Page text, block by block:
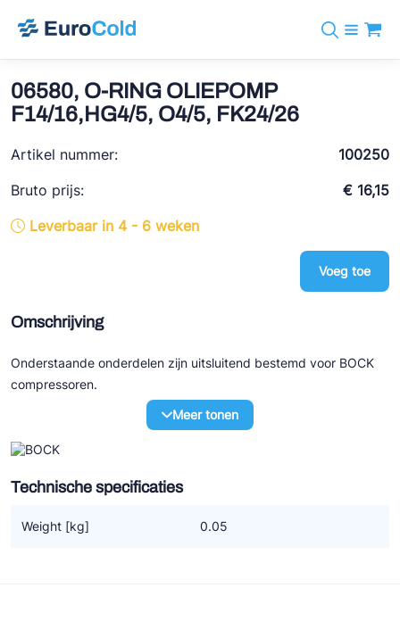
info@eurocold.nl
Merken
BOCK
REFFLEX®
Doucette Industries
ESK Schultze
TEKLAB
Koudemiddelen
Diensten
Downloads
Nieuws
Over ons
06580, O-RING OLIEPOMP
F14/16,HG4/5, O4/5, FK24/26
Artikel nummer:
100250
Bruto prijs:
€ 16,15
Leverbaar in 4 - 6 weken
Voeg toe
Omschrijving
Onderstaande onderdelen zijn uitsluitend bestemd voor BOCK
compressoren.
Meer tonen
Technische specificaties
Weight [kg] 0.05